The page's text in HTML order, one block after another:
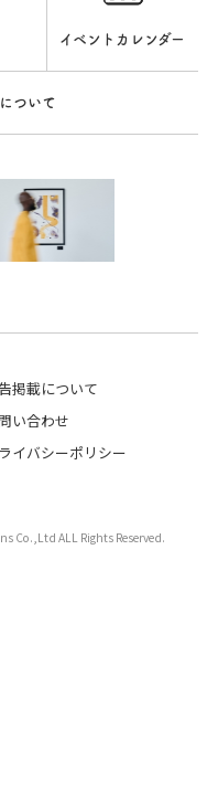
イベントカレンダー
ついて
掲載について
い合わせ
イバシーポリシー
Co.,Ltd ALL Rights Reserved.